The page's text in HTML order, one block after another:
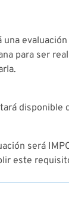
una
para ser
disponible
será
este